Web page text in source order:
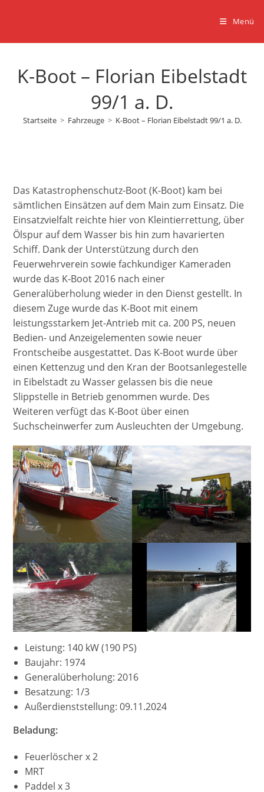
Menü
K-Boot – Florian Eibelstadt
99/1 a. D.
Startseite > Fahrzeuge > K-Boot – Florian Eibelstadt 99/1 a. D.
Das Katastrophenschutz-Boot (K-Boot) kam bei
sämtlichen Einsätzen auf dem Main zum Einsatz. Die
Einsatzvielfalt reichte hier von Kleintierrettung, über
Ölspur auf dem Wasser bis hin zum havarierten
Schiff. Dank der Unterstützung durch den
Feuerwehrverein sowie fachkundiger Kameraden
wurde das K-Boot 2016 nach einer
Generalüberholung wieder in den Dienst gestellt. In
diesem Zuge wurde das K-Boot mit einem
leistungsstarkem Jet-Antrieb mit ca. 200 PS, neuen
Bedien- und Anzeigelementen sowie neuer
Frontscheibe ausgestattet. Das K-Boot wurde über
einen Kettenzug und den Kran der Bootsanlegestelle
in Eibelstadt zu Wasser gelassen bis die neue
Slippstelle in Betrieb genommen wurde. Des
Weiteren verfügt das K-Boot über einen
Suchscheinwerfer zum Ausleuchten der Umgebung.
Leistung: 140 kW (190 PS)
Baujahr: 1974
Generalüberholung: 2016
Besatzung: 1/3
Außerdienststellung: 09.11.2024
Beladung:
Feuerlöscher x 2
MRT
Paddel x 3